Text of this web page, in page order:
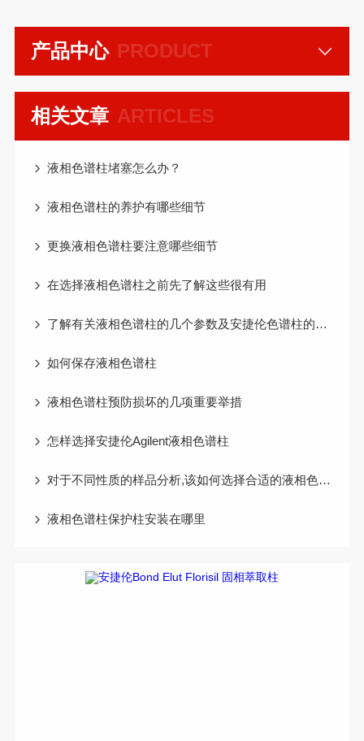
PRODUCT
产品中心
ARTICLES
相关文章
液相色谱柱堵塞怎么办？
液相色谱柱的养护有哪些细节
更换液相色谱柱要注意哪些细节
在选择液相色谱柱之前先了解这些很有用
了解有关液相色谱柱的几个参数及安捷伦色谱柱的分类和应用范围
如何保存液相色谱柱
液相色谱柱预防损坏的几项重要举措
怎样选择安捷伦Agilent液相色谱柱
对于不同性质的样品分析,该如何选择合适的液相色谱柱
液相色谱柱保护柱安装在哪里